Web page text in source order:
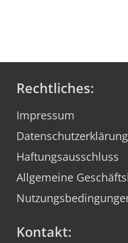
Rechtliches:
Impressum
Datenschutzerklärung
Haftungsausschluss
Allgemeine
Kontakt: